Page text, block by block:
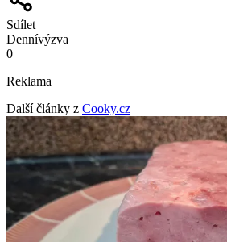
Sdílet
Dennívýzva
0
Reklama
Další články z Cooky.cz